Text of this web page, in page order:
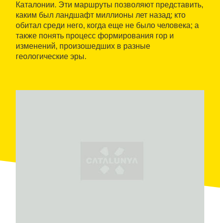
Каталонии. Эти маршруты позволяют представить,
каким был ландшафт миллионы лет назад; кто
обитал среди него, когда еще не было человека; а
также понять процесс формирования гор и
изменений, произошедших в разные
геологические эры.